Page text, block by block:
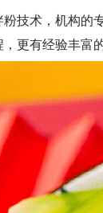
术，机构的专
更有经验丰富